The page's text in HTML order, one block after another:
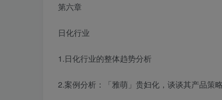
第六章
日化行业
1.日化行业的整体趋势分析
2.案例分析：「雅萌」贵妇化，谈谈其产品策